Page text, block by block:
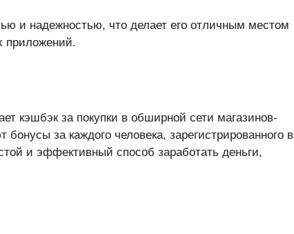
и надежностью, что делает его отличным местом
приложений.
кэшбэк за покупки в обширной сети магазинов-
за каждого человека, зарегистрированного в
и эффективный способ заработать деньги,